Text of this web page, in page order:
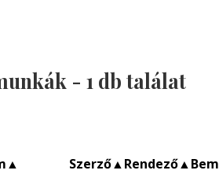
- 1 db találat
▲ Szerző▲Rendező▲